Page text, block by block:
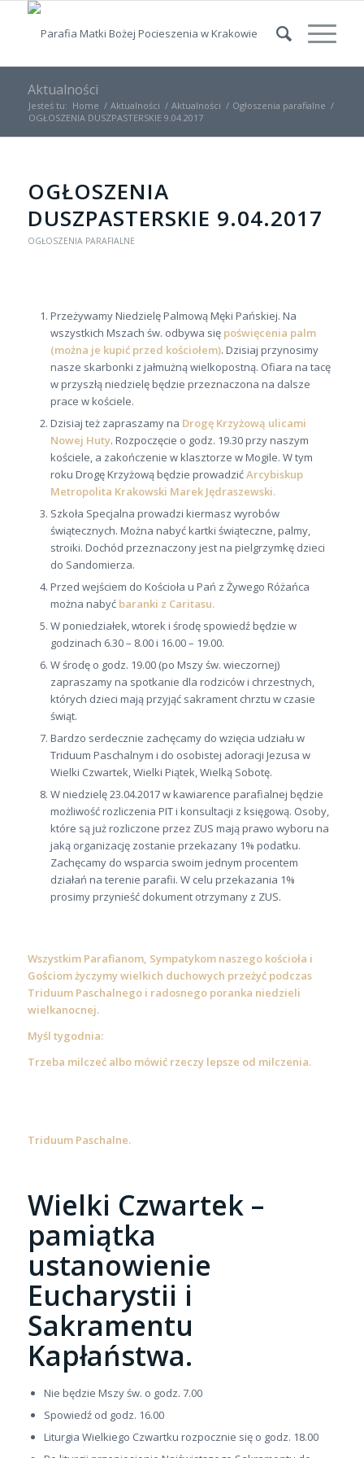
Aktualności
Jesteś tu: Home / Aktualności / Aktualności / Ogłoszenia parafialne /
OGŁOSZENIA DUSZPASTERSKIE 9.04.2017
OGŁOSZENIA
DUSZPASTERSKIE 9.04.2017
OGŁOSZENIA PARAFIALNE
Przeżywamy Niedzielę Palmową Męki Pańskiej. Na
wszystkich Mszach św. odbywa się poświęcenia palm
(można je kupić przed kościołem). Dzisiaj przynosimy
nasze skarbonki z jałmużną wielkopostną. Ofiara na tacę
w przyszłą niedzielę będzie przeznaczona na dalsze
prace w kościele.
Dzisiaj też zapraszamy na Drogę Krzyżową ulicami
Nowej Huty. Rozpoczęcie o godz. 19.30 przy naszym
kościele, a zakończenie w klasztorze w Mogile. W tym
roku Drogę Krzyżową będzie prowadzićArcybiskup
Metropolita Krakowski Marek Jędraszewski.
Szkoła Specjalna prowadzi kiermasz wyrobów
świątecznych. Można nabyć kartki świąteczne, palmy,
stroiki. Dochód przeznaczony jest na pielgrzymkę dzieci
do Sandomierza.
Przed wejściem do Kościoła u Pań z Żywego Różańca
można nabyć baranki z Caritasu.
W poniedziałek, wtorek i środę spowiedź będzie w
godzinach 6.30 – 8.00 i 16.00 – 19.00.
W środę o godz. 19.00 (po Mszy św. wieczornej)
zapraszamy na spotkanie dla rodziców i chrzestnych,
których dzieci mają przyjąć sakrament chrztu w czasie
świąt.
Bardzo serdecznie zachęcamy do wzięcia udziału w
Triduum Paschalnym i do osobistej adoracji Jezusa w
Wielki Czwartek, Wielki Piątek, Wielką Sobotę.
W niedzielę 23.04.2017 w kawiarence parafialnej będzie
możliwość rozliczenia PIT i konsultacji z księgową. Osoby,
które są już rozliczone przez ZUS mają prawo wyboru na
jaką organizację zostanie przekazany 1% podatku.
Zachęcamy do wsparcia swoim jednym procentem
działań na terenie parafii. W celu przekazania 1%
prosimy przynieść dokument otrzymany z ZUS.
Wszystkim Parafianom, Sympatykom naszego kościoła i
Gościom życzymy wielkich duchowych przeżyć podczas
Triduum Paschalnego i radosnego poranka niedzieli
wielkanocnej.
Myśl tygodnia:
Trzeba milczeć albo mówić rzeczy lepsze od milczenia.
Triduum Paschalne.
Wielki Czwartek –
pamiątka
ustanowienie
Eucharystii i
Sakramentu
Kapłaństwa.
Nie będzie Mszy św. o godz. 7.00
Spowiedź od godz. 16.00
Liturgia Wielkiego Czwartku rozpocznie się o godz. 18.00